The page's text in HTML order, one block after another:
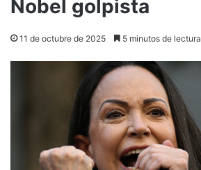
Nobel golpista
11 de octubre de 2025 5 minutos de lectura